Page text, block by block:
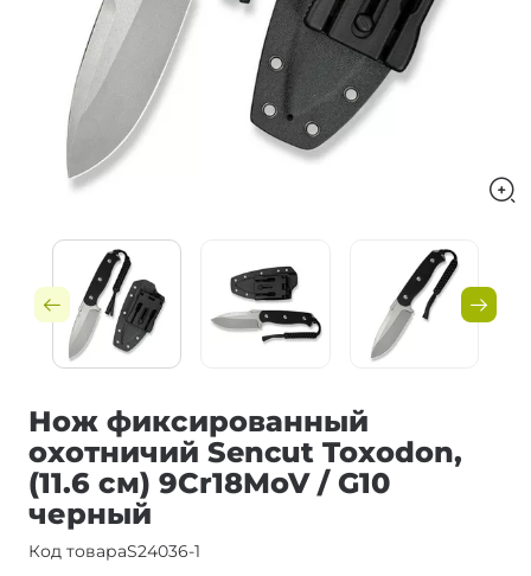
Нож фиксированный
охотничий Sencut Toxodon,
(11.6 см) 9Cr18MoV / G10
черный
Код товараS24036-1